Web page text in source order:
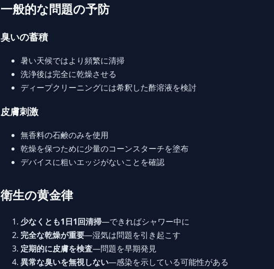
一般的な問題の予防
臭いの蓄積
暑い天候ではより頻繁に清掃
洗浄後は完全に乾燥させる
ディープクリーニングには希釈した酢溶液を検討
皮膚刺激
無香料の石鹸のみを使用
乾燥を保つために少量のコーンスターチを塗布
デバイスに粗いエッジがないことを確認
衛生の黄金律
少なくとも1日1回清掃—できればシャワー中に
完全な乾燥が重要—湿気は問題を引き起こす
定期的に皮膚を検査—問題を早期発見
異常な臭いを無視しない—感染を示している可能性がある